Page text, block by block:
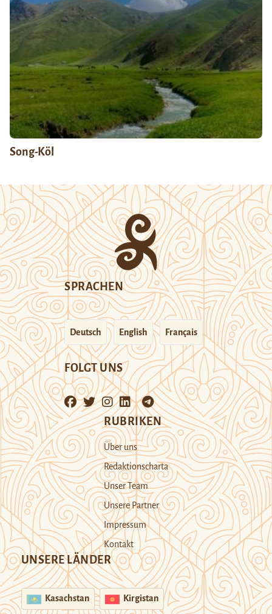
Song-Köl
SPRACHEN
Deutsch English Français
FOLGT UNS
RUBRIKEN
Über uns
Redaktionscharta
Unser Team
Unsere Partner
Impressum
Kontakt
UNSERE LÄNDER
Kasachstan Kirgistan